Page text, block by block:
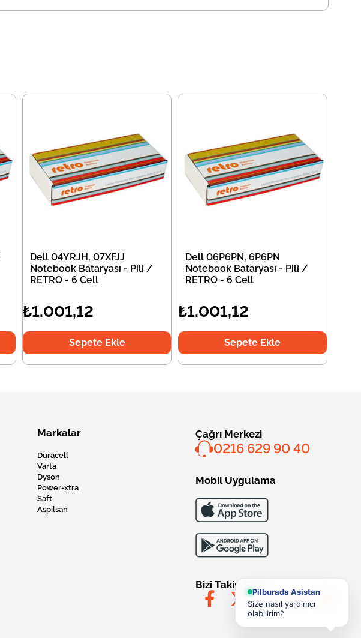
Dell 04YRJH, 07XFJJ
Notebook Bataryası - Pili /
RETRO - 6 Cell
₺1.001,12
Sepete Ekle
Dell 06P6PN, 6P6PN
Notebook Bataryası - Pili /
RETRO - 6 Cell
₺1.001,12
Sepete Ekle
Markalar
Duracell
Varta
Dyson
Power-xtra
Saft
Aspilsan
Çağrı Merkezi
0216 629 90 40
Mobil Uygulama
Bizi Takip Edin
Pilburada Asistan
Size nasıl yardımcı
olabilirim?